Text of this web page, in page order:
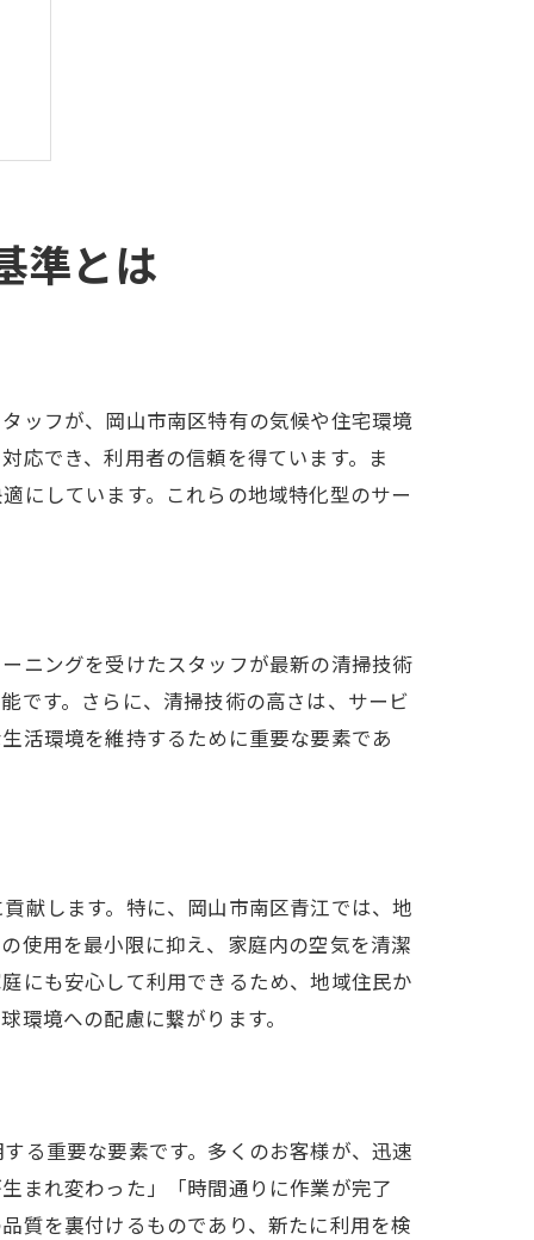
準とは
ッフが、岡山市南区特有の気候や住宅環境
応でき、利用者の信頼を得ています。ま
にしています。これらの地域特化型のサー
ニングを受けたスタッフが最新の清掃技術
です。さらに、清掃技術の高さは、サービ
活環境を維持するために重要な要素であ
献します。特に、岡山市南区青江では、地
使用を最小限に抑え、家庭内の空気を清潔
にも安心して利用できるため、地域住民か
境への配慮に繋がります。
る重要な要素です。多くのお客様が、迅速
まれ変わった」「時間通りに作業が完了
質を裏付けるものであり、新たに利用を検